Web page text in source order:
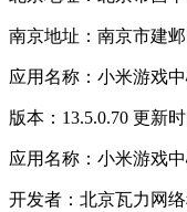
南京地址：南京市建
应用名称：小米游戏
版本：13.5.0.70 更新
应用名称：小米游戏
开发者：北京瓦力网